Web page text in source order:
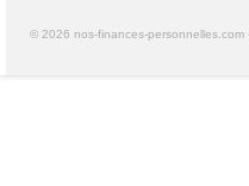
© 2026 nos-finances-personnelles.com